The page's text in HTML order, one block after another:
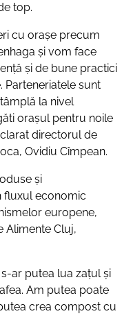
top.
cu orașe precum
și vom face
și de bune practici
Parteneriatele sunt
la nivel
orașul pentru noile
directorul de
Ovidiu Cîmpean.
și
fluxul economic
europene,
Alimente Cluj,
ar putea lua zațul și
Am putea poate
crea compost cu